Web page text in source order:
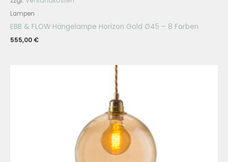
Lampen
EBB & FLOW Hängelampe Horizon Gold Ø45 – 8 Farben
555,00 €